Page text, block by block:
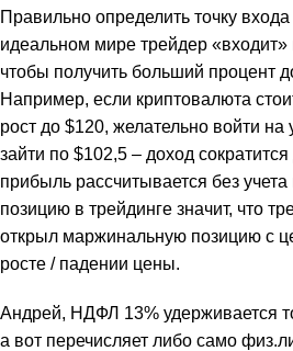
Правильно определить точку
идеальном мире трейдер
чтобы получить больший процент
Например, если криптовалюта
рост до $120, желательно войти
зайти по $102,5 – доход
прибыль рассчитывается без
позицию в трейдинге значит, что
открыл маржинальную позицию с
росте / падении цены.
Андрей, НДФЛ 13% удерживается
а вот перечисляет либо само